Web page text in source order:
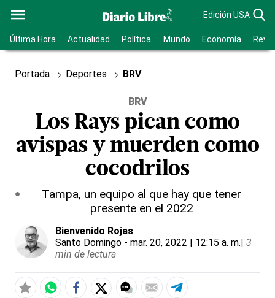
Edición USA
Última Hora Actualidad Política Mundo Economía
Portada Deportes BRV
BRV
Los Rays pican como
avispas y muerden como
cocodrilos
Tampa, un equipo al que hay que tener
presente en el 2022
Bienvenido Rojas
Santo Domingo - mar. 20, 2022 | 12:15 a. m.| 3
min de lectura